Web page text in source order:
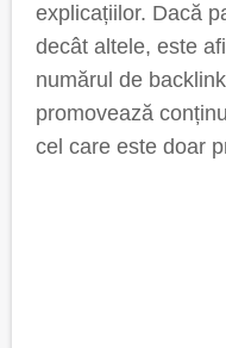
explicațiilor. Dacă
decât altele, este
numărul de
promovează
cel care este doar